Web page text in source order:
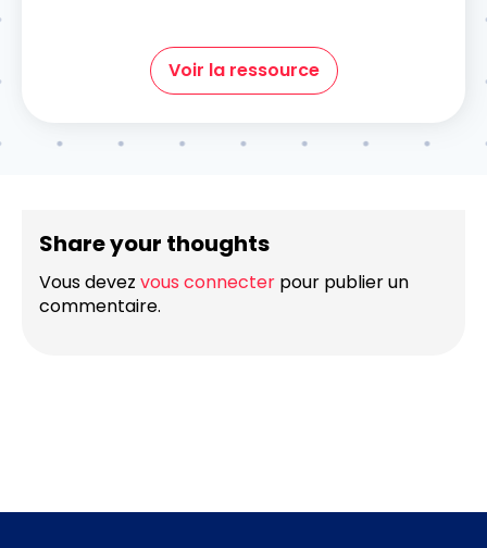
Voir la ressource
Share your thoughts
Vous devez vous connecter pour publier un
commentaire.